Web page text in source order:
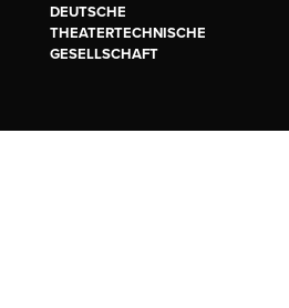
DEUTSCHE
THEATERTECHNISCHE
GESELLSCHAFT